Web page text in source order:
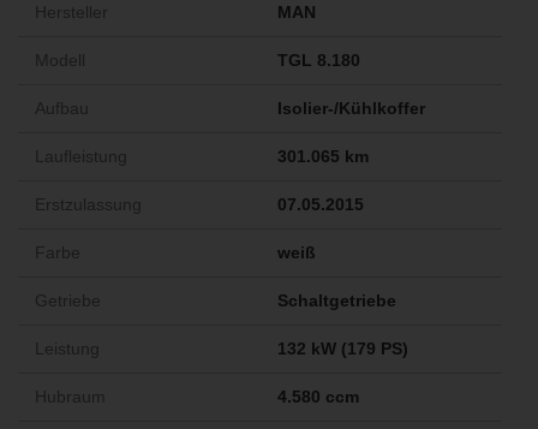
Hersteller MAN
Modell TGL 8.180
Aufbau Isolier-/Kühlkoffer
Laufleistung 301.065 km
Erstzulassung 07.05.2015
Farbe weiß
Getriebe Schaltgetriebe
Leistung 132 kW (179 PS)
Hubraum 4.580 ccm